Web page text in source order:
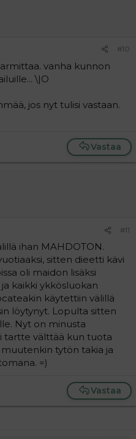
#10
vanha kunnon
\|O
jos nyt tulisi vastaan.
Vastaa
#11
ihan MAHDOTON.
sitten dieetti kävi
oli maidon lisäksi
kaikki ykkösluokan
käytettiin välillä
löytynyt. Lopulta sitten
Nyt on minusta
tartte välttää kun tuota
tytön takia ja
=)
Vastaa